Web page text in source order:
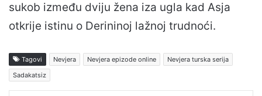
sukob između dviju žena iza ugla kad Asja
otkrije istinu o Derininoj lažnoj trudnoći.
Tagovi Nevjera Nevjera epizode online
Nevjera turska serija
Sadakatsiz